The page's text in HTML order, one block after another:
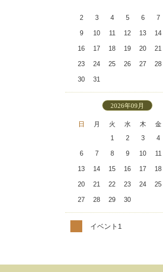
2 3 4 5 6 7
9 10 11 12 13 14
16 17 18 19 20 21
23 24 25 26 27 28
30 31
2026年09月
日 月 火 水 木 金
1
2 3 4
6 7 8 9 10 11
13 14 15 16 17 18
20 21 22 23 24 25
27 28 29 30
イベント1